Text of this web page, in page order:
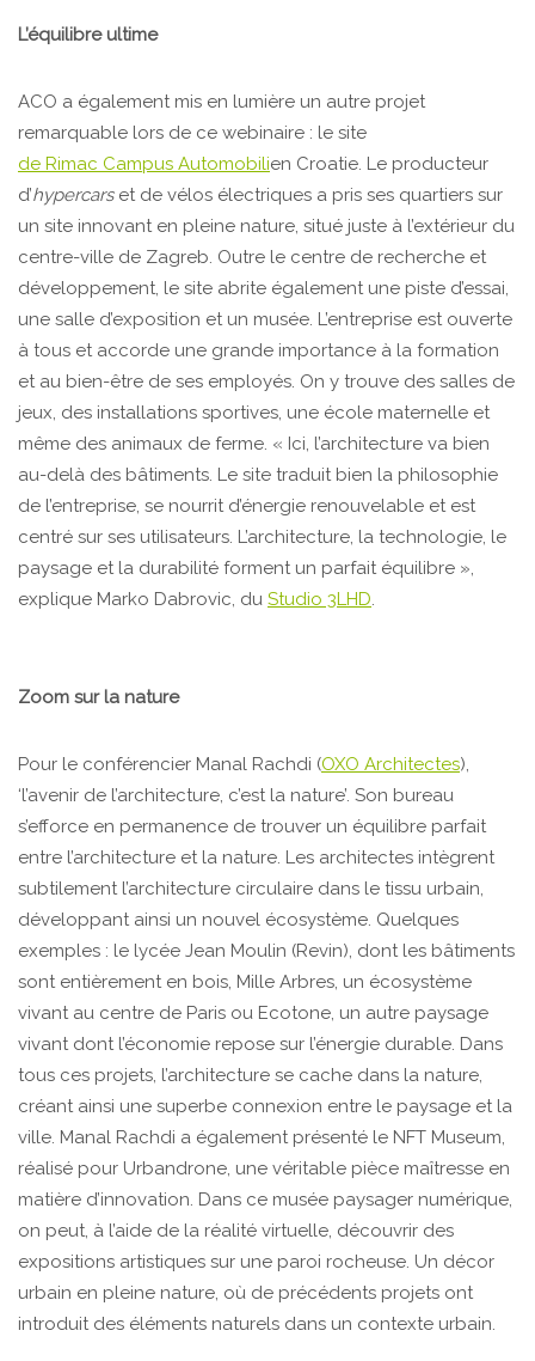
L’équilibre ultime
ACO a également mis en lumière un autre projet
remarquable lors de ce webinaire : le site
de Rimac Campus Automobilien Croatie. Le producteur
d’hypercarset de vélos électriques a pris ses quartiers sur
un site innovant en pleine nature, situé juste à l’extérieur du
centre-ville de Zagreb. Outre le centre de recherche et
développement, le site abrite également une piste d’essai,
une salle d’exposition et un musée. L’entreprise est ouverte
à tous et accorde une grande importance à la formation
et au bien-être de ses employés. On y trouve des salles de
jeux, des installations sportives, une école maternelle et
même des animaux de ferme. « Ici, l’architecture va bien
au-delà des bâtiments. Le site traduit bien la philosophie
de l’entreprise, se nourrit d’énergie renouvelable et est
centré sur ses utilisateurs. L’architecture, la technologie, le
paysage et la durabilité forment un parfait équilibre »,
explique Marko Dabrovic, du Studio 3LHD.
Zoom sur la nature
Pour le conférencier Manal Rachdi (OXO Architectes),
‘l’avenir de l’architecture, c’est la nature’. Son bureau
s’efforce en permanence de trouver un équilibre parfait
entre l’architecture et la nature. Les architectes intègrent
subtilement l’architecture circulaire dans le tissu urbain,
développant ainsi un nouvel écosystème. Quelques
exemples : le lycée Jean Moulin (Revin), dont les bâtiments
sont entièrement en bois, Mille Arbres, un écosystème
vivant au centre de Paris ou Ecotone, un autre paysage
vivant dont l’économie repose sur l’énergie durable. Dans
tous ces projets, l’architecture se cache dans la nature,
créant ainsi une superbe connexion entre le paysage et la
ville. Manal Rachdi a également présenté le NFT Museum,
réalisé pour Urbandrone, une véritable pièce maîtresse en
matière d’innovation. Dans ce musée paysager numérique,
on peut, à l’aide de la réalité virtuelle, découvrir des
expositions artistiques sur une paroi rocheuse. Un décor
urbain en pleine nature, où de précédents projets ont
introduit des éléments naturels dans un contexte urbain.